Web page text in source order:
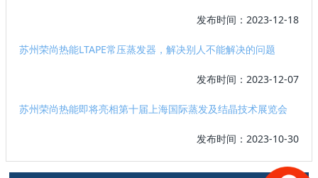
发布时间：2023-12-18
苏州荣尚热能LTAPE常压蒸发器，解决别人不能解决的问题
发布时间：2023-12-07
苏州荣尚热能即将亮相第十届上海国际蒸发及结晶技术展览会
发布时间：2023-10-30